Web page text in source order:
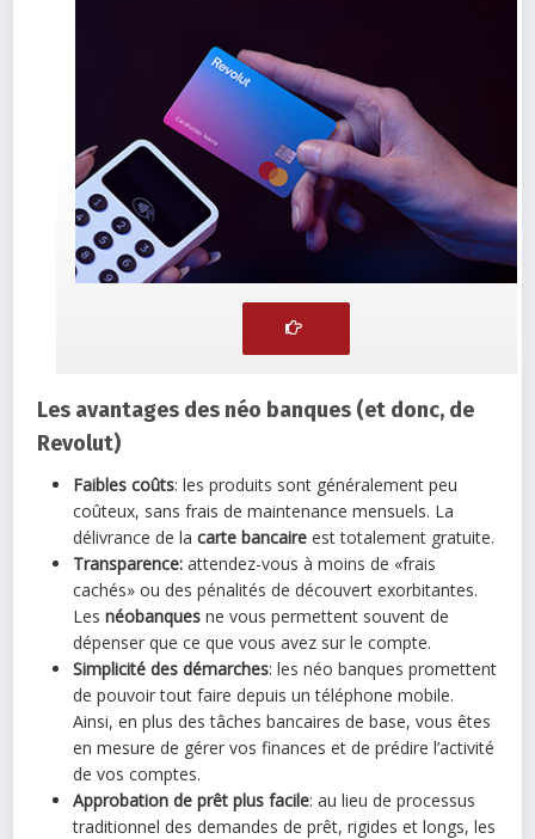
Les avantages des néo banques (et donc, de
Revolut)
Faibles coûts: les produits sont généralement peu
coûteux, sans frais de maintenance mensuels. La
délivrance de lacarte bancaire est totalement gratuite.
Transparence: attendez-vous à moins de «frais
cachés» ou des pénalités de découvert exorbitantes.
Lesnéobanques ne vous permettent souvent de
dépenser que ce que vous avez sur le compte.
Simplicité des démarches: les néo banques promettent
de pouvoir tout faire depuis un téléphone mobile.
Ainsi, en plus des tâches bancaires de base, vous êtes
en mesure de gérer vos finances et de prédire l’activité
de vos comptes.
Approbation de prêt plus facile: au lieu de processus
traditionnel des demandes de prêt, rigides et longs, les